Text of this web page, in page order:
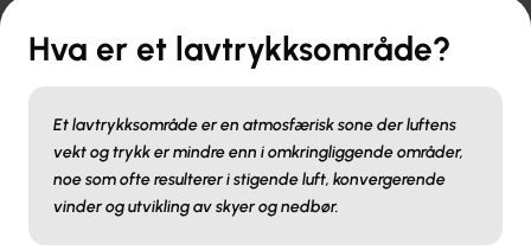
Hva er et lavtrykksområde?
Et lavtrykksområde er en atmosfærisk sone der luftens
vekt og trykk er mindre enn i omkringliggende områder,
noe som ofte resulterer i stigende luft, konvergerende
vinder og utvikling av skyer og nedbør.